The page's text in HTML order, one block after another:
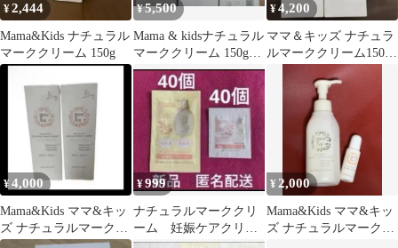
¥2,444
Mama&Kids ナチュラル
マーククリーム 150g
¥5,500
Mama & kidsナチュラル
マーククリーム 150g×3
本
¥4,200
ママ＆キッズ ナチュラ
ルマーククリーム150g
¥ 4,000
Mama&Kids ママ&キッ
ズ ナチュラルマークク
リーム 150g 2本セット
¥999
ナチュラルマーククリ
ーム 妊娠ケアクリー
ム ニプルベール40個ず
¥ 2,000
Mama&Kids ママ&キッ
ズ ナチュラルマークク